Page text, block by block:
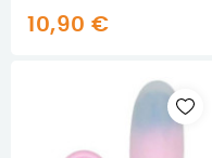
10,90 €